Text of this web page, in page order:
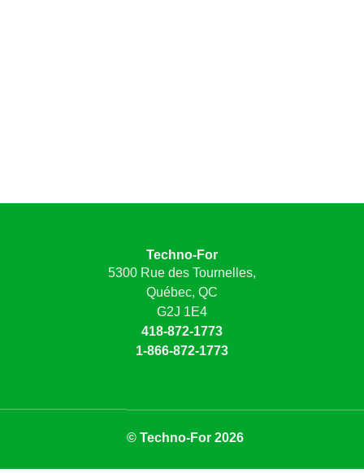
Techno-For
5300 Rue des Tournelles,
Québec, QC
G2J 1E4
418-872-1773
1-866-872-1773
© Techno-For 2026